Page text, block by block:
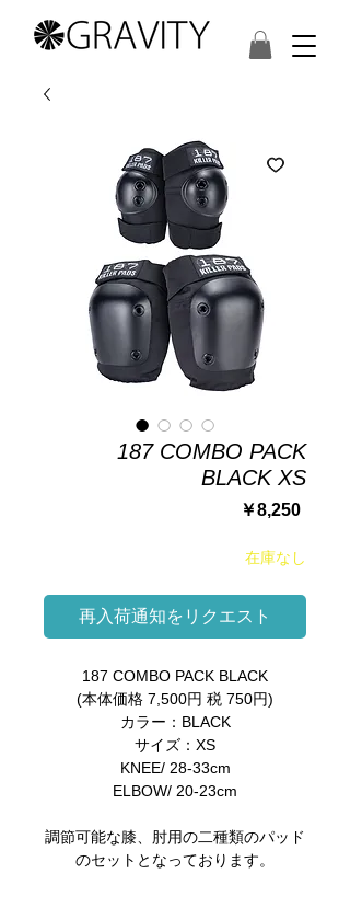
187 COMBO PACK
BLACK XS
￥8,250価
在庫なし
再入荷通知をリクエスト
187 COMBO PACK BLACK
(本体価格 7,500円 税 750円)
カラー：BLACK
サイズ：XS
KNEE/ 28-33cm
ELBOW/ 20-23cm
調節可能な膝、肘用の二種類のパッド
のセットとなっております。